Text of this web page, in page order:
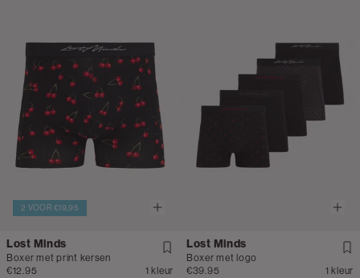
2 VOOR €19,95
Lost Minds
Boxer met print kersen
€12.95
1 kleur
Lost Minds
Boxer met logo
€39.95
1 kleur